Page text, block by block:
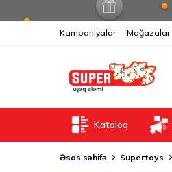
Kampaniyalar Mağazalar
Kataloq
Əsas səhifə Supertoys